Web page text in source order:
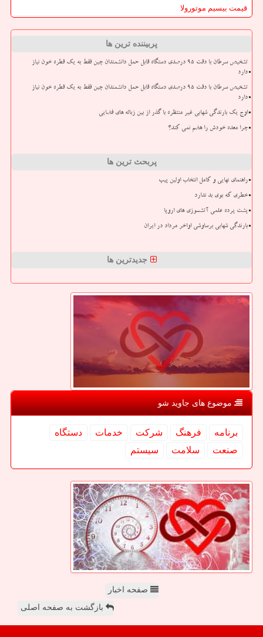
قیمت بیسیم موتورولا
پربیننده ترین ها
تشخیص سرطان با دقت ۹۵ درصدی دستگاه قابل حمل دانشمندان چین فقط به یک قطره خون نیاز
دارد
تشخیص سرطان با دقت ۹۵ درصدی دستگاه قابل حمل دانشمندان چین فقط به یک قطره خون نیاز
دارد
اوج یک بارندگی شهابی غیر منتظره با گذر از بین زباله های فضایی
چرا معده خودش را هضم نمی کند؟
پربحث ترین ها
راهنمای نهایی و کامل انتخاب اولین پیپ
خطری که بوی بد ندارد
پشت پرده علمی آتشسوزی های اروپا
بارندگی شهابی برساوشی اواخر مرداد در ایران
جدیدترین ها
موضوع های جاوید شو
برنامه فرهنگ شركت خدمات
دستگاه
صنعت
سلامت سیستم
صفحه اخبار
بازگشت به صفحه اصلی